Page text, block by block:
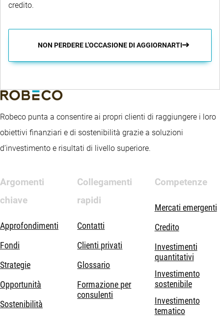
credito.
NON PERDERE L'OCCASIONE DI AGGIORNARTI
Robeco punta a consentire ai propri clienti di raggiungere i loro
obiettivi finanziari e di sostenibilità grazie a soluzioni
d’investimento e risultati di livello superiore.
Argomenti
chiave
Approfondimenti
Fondi
Strategie
Opportunità
Sostenibilità
Collegamenti
rapidi
Contatti
Clienti privati
Glossario
Formazione per
consulenti
Competenze
Mercati emergenti
Credito
Investimenti
quantitativi
Investimento
sostenibile
Investimento
tematico